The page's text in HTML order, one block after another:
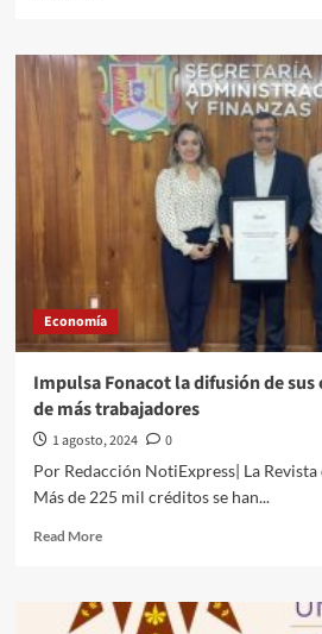
¡NO
CAIGAS
EN
ENGAÑOS!
AHORRO
INFONAVIT
ES
PARA
DE
VACACIONES
Economía
Impulsa Fonacot la difusión de
de más trabajadores
1 agosto, 2024
0
Por Redacción NotiExpress| La
Más de 225 mil créditos se han...
Read MoreRead
Impulsa
Fonacot